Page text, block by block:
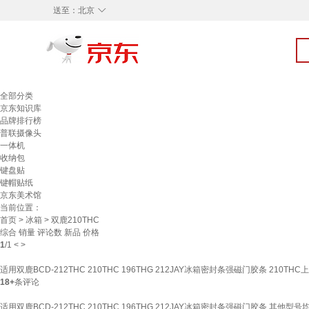
◇
送至： 北京
全部分类
京东知识库
品牌排行榜
普联摄像头
一体机
收纳包
键盘贴
键帽贴纸
京东美术馆
当前位置：
首页 > 冰箱 > 双鹿210THC
综合 销量 评论数 新品 价格
1/1 < >
适用双鹿BCD-212THC 210THC 196THG 212JAY冰箱密封条强磁门胶条 210THC
18+条评论
适用双鹿BCD-212THC 210THC 196THG 212JAY冰箱密封条强磁门胶条 其他型号